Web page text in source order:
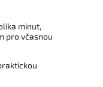
minut,
pro včasnou